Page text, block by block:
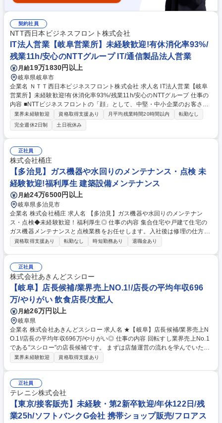
契約社員
NTT西日本ビジネスフロント株式会社
IT法人営業【岐阜営業所】未経験歓迎!有休消化率93%/
残業11h/安心のNTTグループ IT/通信製品法人営業
月給19万1830円以上
岐阜県岐阜市
企業名 ＮＴＴ西日本ビジネスフロント株式会社 求人名 IT法人営業【岐阜
営業所】未経験歓迎!有休消化率93%/残業11h/安心のNTTグループ 仕事の
内容 ■NTTビジネスフロントの「顔」として、中堅・中小企業のお客さま
の課題解決を支援するコンサルティング営業職となります。ＩＣＴを中心
に、ＮＴＴ西日本のサービス・商品をご提案し、お客様の経営課題に寄り
添い お困りごとの解決に向けて伴走するフロント営業です。 【1】事前準
備(ターゲットリスト確認、新規開拓の戦略立案、お客様の業種・規模をH
P等でチェック。仮説を立てヒアリング項目を検討し、提案書作成)【2】
アプローチ(訪問やWEB、電話などを駆使し、効率的にアプローチ。要望
ヒアリングや課題解決提案の実施)【3】社内外調整(見積もり作成、事務処
理、工事日調整)【4】継続サポート(新たなお困りごとがないかサポート)
募集職種 IT法人営業【岐阜営業所】未経験歓迎!有休消化率93%/残業11h/
安心のNTTグループ
業界未経験歓迎 資格取得支援あり 月平均残業時間20時間以内
転勤なし
完全週休2日制
土日祝休み
正社員
株式会社桶庄
【多治見】ガス機器や水回りのメンテナンス・点検 未
経験歓迎!福利厚生 建築設備メンテナンス
月給24万6500円以上
岐阜県多治見市
企業名 株式会社桶庄 求人名 【多治見】ガス機器や水回りのメンテナン
ス・点検◆未経験歓迎！福利厚生◎ 仕事の内容 集合住宅や戸建て住宅の
ガス機器メンテナンスと点検業務をお任せします。入社後は修理の仕方や
部品の交換方法など、必要に応じてイチから教えていきますので、未経験
朽化がみられた場合、新しい機材を提案することもございます。 ※メンテ
ナンスは簡単な作業を行いますが、複雑な作業・業務については、パート
ナーズの協力会社や自社工事スタッフが担当します。建物への改変を伴う
業務は含みません。(変更範囲：会社の定める業務) 募集職種 【多治見】ガ
ス機器や水回りのメンテナンス・点検◆未経験歓迎！福利厚生◎
資格取得支援あり 転勤なし 時短勤務あり 退職金あり
正社員
株式会社あきんどスシロー
【岐阜】店長候補/業界売上NO.1!/店長の平均年収696
万/やりがい 飲食店長/支配人
月給26万円以上
岐阜県
企業名 株式会社あきんどスシロー 求人名 ★【岐阜】店長候補/業界売上N
O.1!/店長の平均年収696万/やりがい◎ 仕事の内容 回転すし業界売上No.1
である"スシロー"の店長候補です。 まずは店舗運営の流れを学んでいただ
き、その後正社員2～3名、アルバイト約80名規模のマネジメント業務に
マネジメントを開始し、1～2年で副店長→店長→課長へキャリアパス有。
その他、営業部毎や階層別研修など教育制度が充実しているのもポイント
【やりがい】1店舗の平均年間売上（4億）は中小企業の年間平均売上を超
えます。他社では出来ない、いち企業レベルの「経営者」としてマネジメ
ントができる環境が用意されています。 募集職種 ★【岐阜】店長候補/業
業界未経験歓迎 資格取得支援あり
正社員
テレニシ株式会社
【東京/接客販売】未経験・第2新卒歓迎/年休122日/残
業25h/ソフトバンクG会社 携帯ショップ販売/フロアス